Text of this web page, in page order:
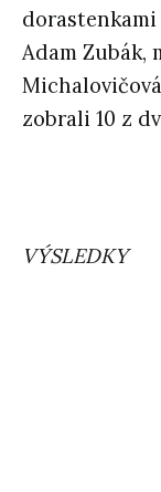
Adam Zubák,
zobrali 10 z
VÝSLEDKY